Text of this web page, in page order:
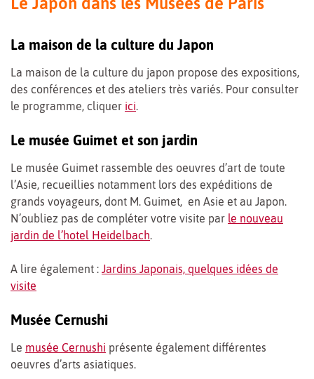
La maison de la culture du Japon
La maison de la culture du japon propose des expositions,
des conférences et des ateliers très variés. Pour consulter
le programme, cliquer ici.
Le musée Guimet et son jardin
Le musée Guimet rassemble des oeuvres d’art de toute
l’Asie, recueillies notamment lors des expéditions de
grands voyageurs, dont M. Guimet, en Asie et au Japon.
N’oubliez pas de compléter votre visite par le nouveau
jardin de l’hotel Heidelbach.
A lire également : Jardins Japonais, quelques idées de
visite
Musée Cernushi
Le musée Cernushi présente également différentes
oeuvres d’arts asiatiques.